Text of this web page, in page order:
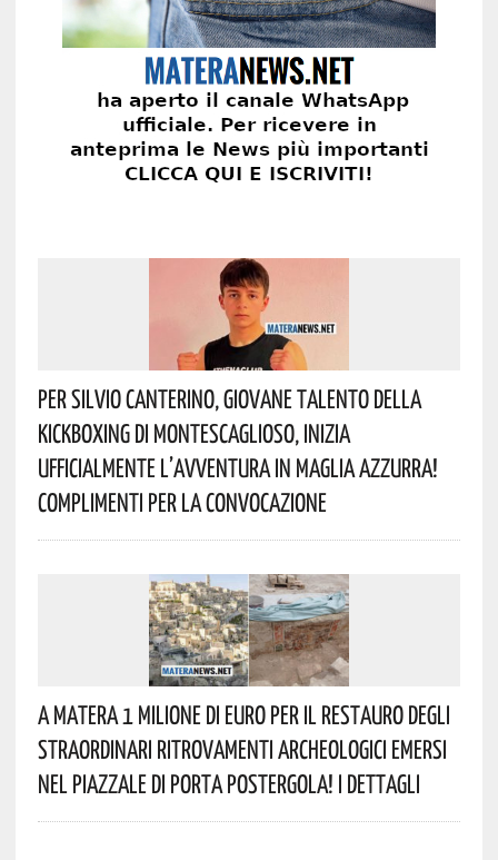
Per Silvio Canterino, Giovane Talento Della
Kickboxing Di Montescaglioso, Inizia
Ufficialmente L’avventura In Maglia Azzurra!
Complimenti Per La Convocazione
A Matera 1 Milione Di Euro Per Il Restauro Degli
Straordinari Ritrovamenti Archeologici Emersi
Nel Piazzale Di Porta Postergola! I Dettagli